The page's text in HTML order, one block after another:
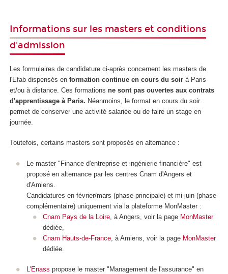
Informations sur les masters et conditions
d'admission
Les formulaires de candidature ci-après concernent les masters de
l'Efab dispensés en formation continue en cours du soir à Paris
et/ou à distance. Ces formations ne sont pas ouvertes aux contrats
d'apprentissage à Paris. Néanmoins, le format en cours du soir
permet de conserver une activité salariée ou de faire un stage en
journée.
Toutefois, certains masters sont proposés en alternance :
Le master "Finance d'entreprise et ingénierie financière" est
proposé en alternance par les centres Cnam d'Angers et
d'Amiens.
Candidatures en février/mars (phase principale) et mi-juin (phase
complémentaire) uniquement via la plateforme MonMaster :
Cnam Pays de la Loire , à Angers, voir la page MonMaster
dédiée,
Cnam Hauts-de-France , à Amiens, voir la page MonMaster
dédiée.
L'Enass propose le master "Management de l'assurance" en